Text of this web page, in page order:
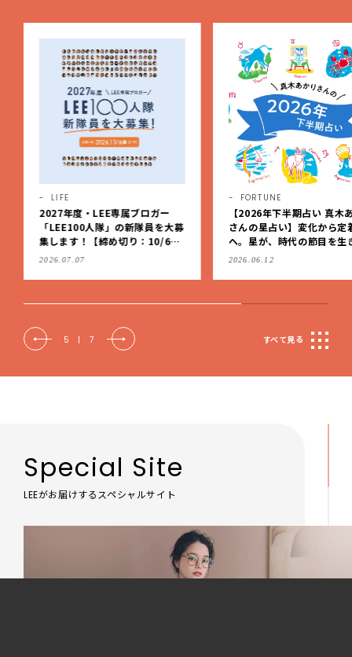
FORTUNE
【2026年下半期占い 真木あかり
さんの星占い】変化から定着
へ。星が、時代の節目を生きる
私たちを導く
2026.06.12
LIFE PR
LIXILの新シャワーヘッド
U」なら、5つの水流で美
も節水も！
2026.08.07
6 | 7 すべて見る
Special Site
LEEがお届けするスペシャルサイト